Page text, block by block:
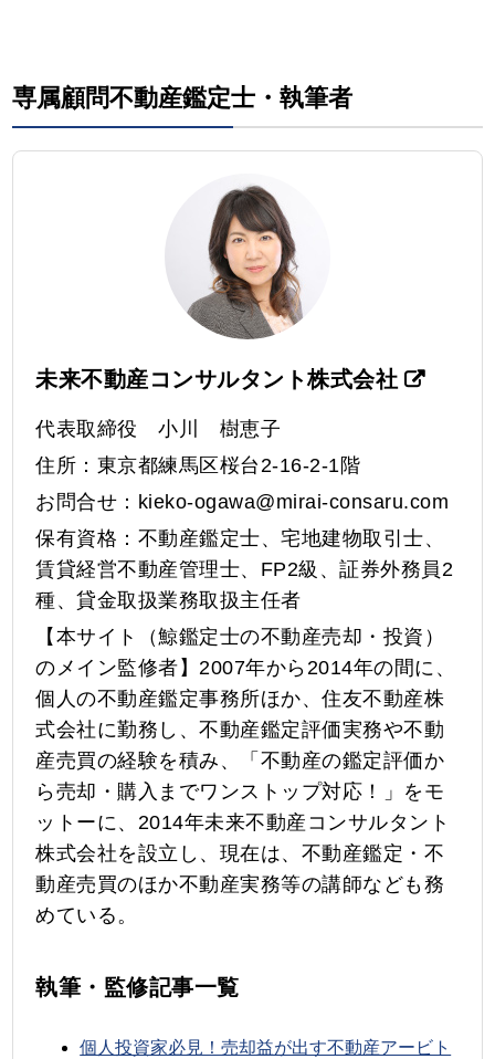
専属顧問不動産鑑定士・執筆者
未来不動産コンサルタント株式会社
代表取締役 小川 樹恵子
住所：東京都練馬区桜台2-16-2-1階
お問合せ： kieko-ogawa@mirai-consaru.com
保有資格：不動産鑑定士、宅地建物取引士、
賃貸経営不動産管理士、FP2級、証券外務員2
種、貸金取扱業務取扱主任者
【本サイト（鯨鑑定士の不動産売却・投資）
のメイン監修者】2007年から2014年の間に、
個人の不動産鑑定事務所ほか、住友不動産株
式会社に勤務し、不動産鑑定評価実務や不動
産売買の経験を積み、「不動産の鑑定評価か
ら売却・購入までワンストップ対応！」をモ
ットーに、2014年未来不動産コンサルタント
株式会社を設立し、現在は、不動産鑑定・不
動産売買のほか不動産実務等の講師なども務
めている。
執筆・監修記事一覧
個人投資家必見！売却益が出す不動産アービト